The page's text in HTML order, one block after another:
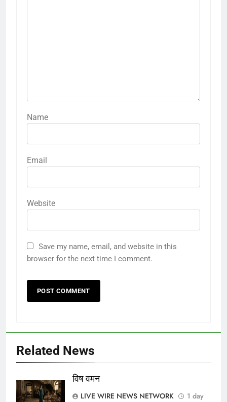
Name
Email
Website
Save my name, email, and website in this
browser for the next time I comment.
Related News
विष वमन
LIVE WIRE NEWS NETWORK
1 day